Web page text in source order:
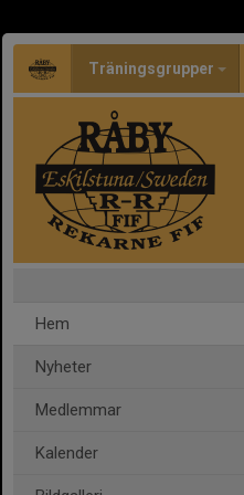
Träningsgrupper
Hem
Nyheter
Medlemmar
Kalender